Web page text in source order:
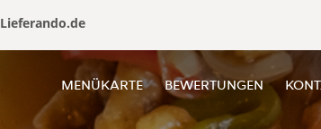
Lieferando.de
MENÜKARTE BEWERTUNGEN